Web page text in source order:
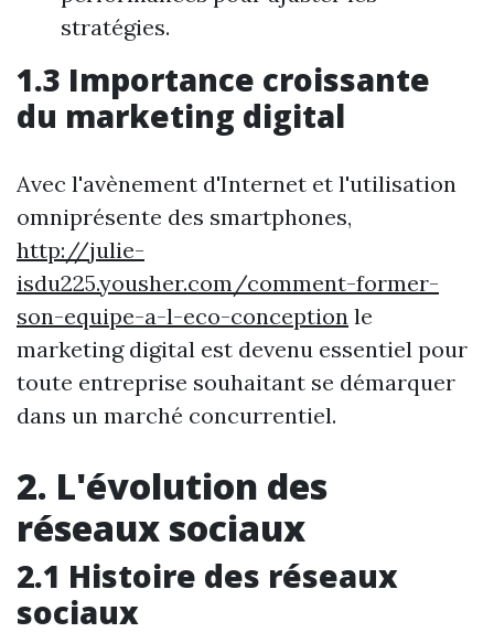
stratégies.
1.3 Importance croissante
du marketing digital
Avec l'avènement d'Internet et l'utilisation
omniprésente des smartphones,
http://julie-
isdu225.yousher.com/comment-former-
son-equipe-a-l-eco-conception le
marketing digital est devenu essentiel pour
toute entreprise souhaitant se démarquer
dans un marché concurrentiel.
2. L'évolution des
réseaux sociaux
2.1 Histoire des réseaux
sociaux